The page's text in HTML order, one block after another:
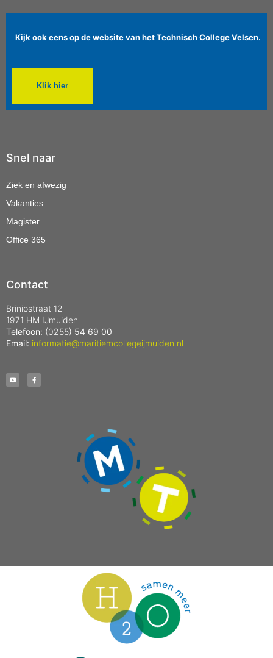
Kijk ook eens op de website van het Technisch College Velsen.
Klik hier
Snel naar
Ziek en afwezig
Vakanties
Magister
Office 365
Contact
Briniostraat 12
1971 HM IJmuiden
Telefoon: (0255) 54 69 00
Email: informatie@maritiemcollegeijmuiden.nl